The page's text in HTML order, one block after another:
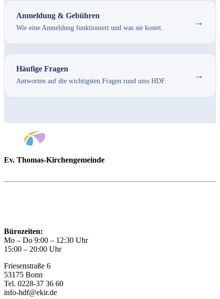
Anmeldung & Gebühren
Wie eine Anmeldung funktioniert und was sie kostet.
→
Häufige Fragen
Antworten auf die wichtigsten Fragen rund ums HDF.
→
Ev. Thomas-Kirchengemeinde
Bürozeiten:
Mo – Do 9:00 – 12:30 Uhr
15:00 – 20:00 Uhr
Friesenstraße 6
53175 Bonn
Tel. 0228-37 36 60
info-hdf@ekir.de